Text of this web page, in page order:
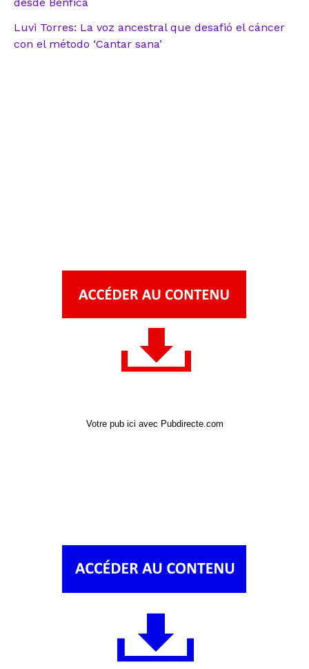
desde Benfica
Luvi Torres: La voz ancestral que desafió el cáncer
con el método ‘Cantar sana’
Votre pub ici avec Pubdirecte.com